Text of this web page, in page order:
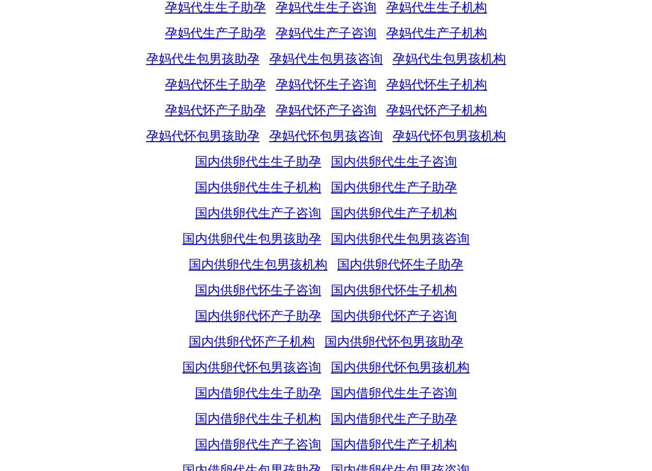
孕妈代生生子助孕
孕妈代生生子咨询
孕妈代生生子机构
孕妈代生产子助孕
孕妈代生产子咨询
孕妈代生产子机构
孕妈代生包男孩助孕
孕妈代生包男孩咨询
孕妈代生包男孩机构
孕妈代怀生子助孕
孕妈代怀生子咨询
孕妈代怀生子机构
孕妈代怀产子助孕
孕妈代怀产子咨询
孕妈代怀产子机构
孕妈代怀包男孩助孕
孕妈代怀包男孩咨询
孕妈代怀包男孩机构
国内供卵代生生子助孕
国内供卵代生生子咨询
国内供卵代生生子机构
国内供卵代生产子助孕
国内供卵代生产子咨询
国内供卵代生产子机构
国内供卵代生包男孩助孕
国内供卵代生包男孩咨询
国内供卵代生包男孩机构
国内供卵代怀生子助孕
国内供卵代怀生子咨询
国内供卵代怀生子机构
国内供卵代怀产子助孕
国内供卵代怀产子咨询
国内供卵代怀产子机构
国内供卵代怀包男孩助孕
国内供卵代怀包男孩咨询
国内供卵代怀包男孩机构
国内借卵代生生子助孕
国内借卵代生生子咨询
国内借卵代生生子机构
国内借卵代生产子助孕
国内借卵代生产子咨询
国内借卵代生产子机构